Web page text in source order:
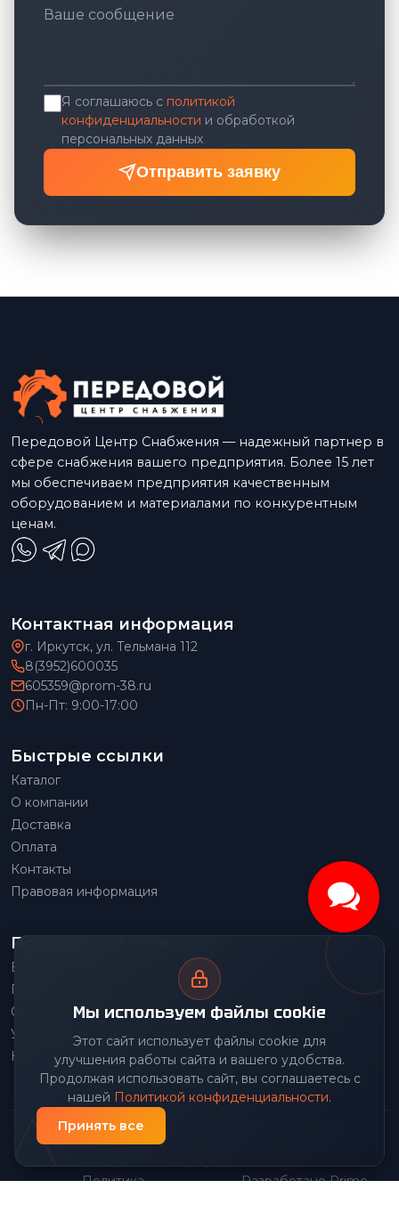
Я соглашаюсь с политикой
конфиденциальности и обработкой
персональных данных
Отправить заявку
Мы используем файлы cookie
Этот сайт использует файлы cookie для
улучшения работы сайта и вашего удобства.
Продолжая использовать сайт, вы соглашаетесь с
нашей Политикой конфиденциальности.
Принять все
Передовой Центр Снабжения — надежный партнер в
сфере снабжения вашего предприятия. Более 15 лет
мы обеспечиваем предприятия качественным
оборудованием и материалами по конкурентным
ценам.
Контактная информация
г. Иркутск, ул. Тельмана 112
8(3952)600035
605359@prom-38.ru
Пн-Пт: 9:00-17:00
Быстрые ссылки
Каталог
О компании
Доставка
Оплата
Контакты
Правовая информация
Популярные категории
Весовое оборудование
Грузоподъемное оборудование
Складское оборудование
Упаковочное оборудование
Наше производство
© 2026 Передовой Центр снабжения. Все права
Политика
Разработано Prime